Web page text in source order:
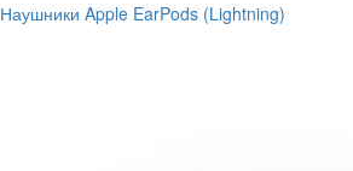
Наушники Apple EarPods (Lightning)